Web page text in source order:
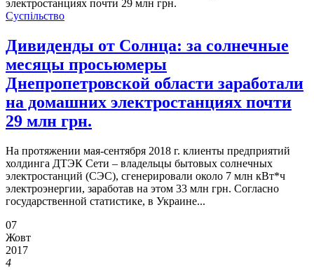
Суспільство
Дивиденды от Солнца: за солнечные
месяцы просьюмеры
Днепропетровской области заработали
на домашних электростанциях почти
29 млн грн.
На протяжении мая-сентября 2018 г. клиенты предприятий
холдинга ДТЭК Сети – владельцы бытовых солнечных
электростанций (СЭС), сгенерировали около 7 млн кВт*ч
электроэнергии, заработав на этом 33 млн грн. Согласно
государственной статистике, в Украине...
07
Жовт
2017
4